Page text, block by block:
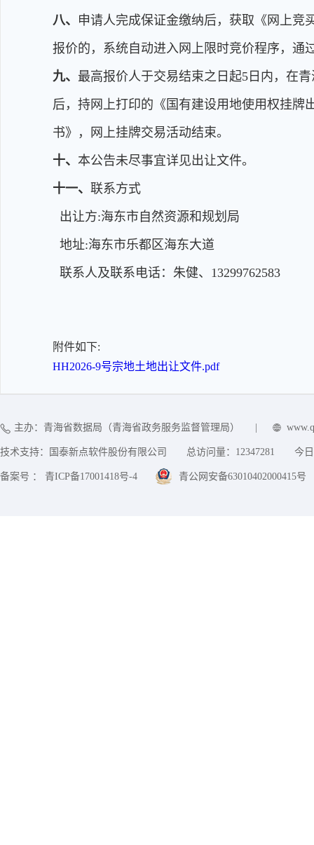
八、 申请人完成保证金缴纳后，获取《网上竞
报价的，系统自动进入网上限时竞价程序，通
九、 最高报价人于交易结束之日起5日内，在
后，持网上打印的《国有建设用地使用权挂牌
书》，网上挂牌交易活动结束。
十、 本公告未尽事宜详见出让文件。
十一、 联系方式
出让方:海东市自然资源和规划局
地址:海东市乐都区海东大道
联系人及联系电话：朱健、13299762583
附件如下:
HH2026-9号宗地土地出让文件.pdf
主办：青海省数据局（青海省政务服务监督管理局）
技术支持：国泰新点软件股份有限公司 总访问量： 12347281 今
备案号 ： 青ICP备17001418号-4 青公网安备63010402000415号